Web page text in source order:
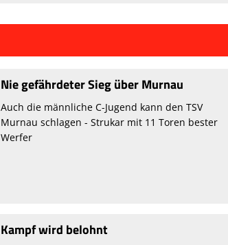
Nie gefährdeter Sieg über Murnau
Auch die männliche C-Jugend kann den TSV
Murnau schlagen - Strukar mit 11 Toren bester
Werfer
Kampf wird belohnt